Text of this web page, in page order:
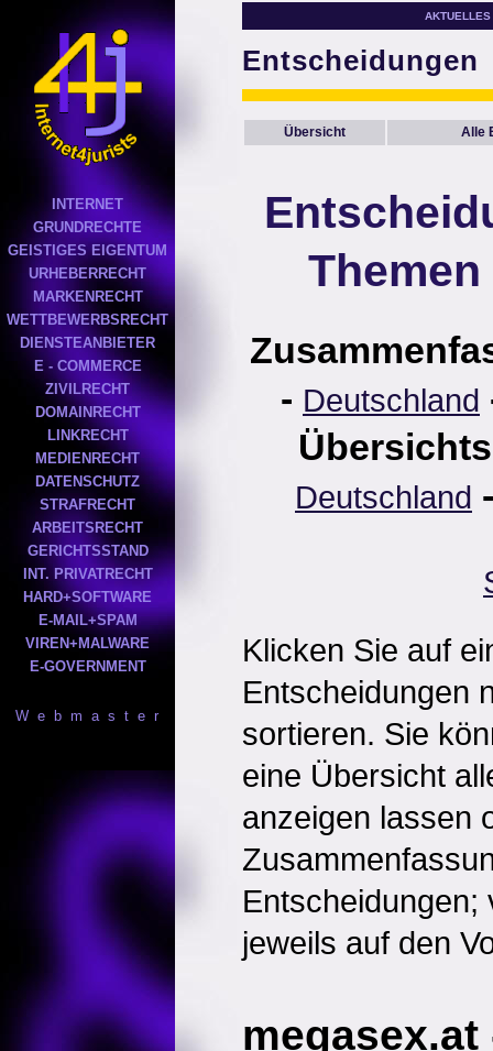
INTERNET
GRUNDRECHTE
GEISTIGES EIGENTUM
URHEBERRECHT
MARKENRECHT
WETTBEWERBSRECHT
DIENSTEANBIETER
E - COMMERCE
ZIVILRECHT
DOMAINRECHT
LINKRECHT
MEDIENRECHT
DATENSCHUTZ
STRAFRECHT
ARBEITSRECHT
GERICHTSSTAND
INT. PRIVATRECHT
HARD+SOFTWARE
E-MAIL+SPAM
VIREN+MALWARE
E-GOVERNMENT
W e b m a s t e r
AKTUELLES
Entscheidungen
Übersicht Alle
- Deutschland
Deutschland
Klicken Sie auf
Entscheidungen
sortieren. Sie
eine Übersicht
anzeigen lassen
Entscheidungen;
jeweils auf den